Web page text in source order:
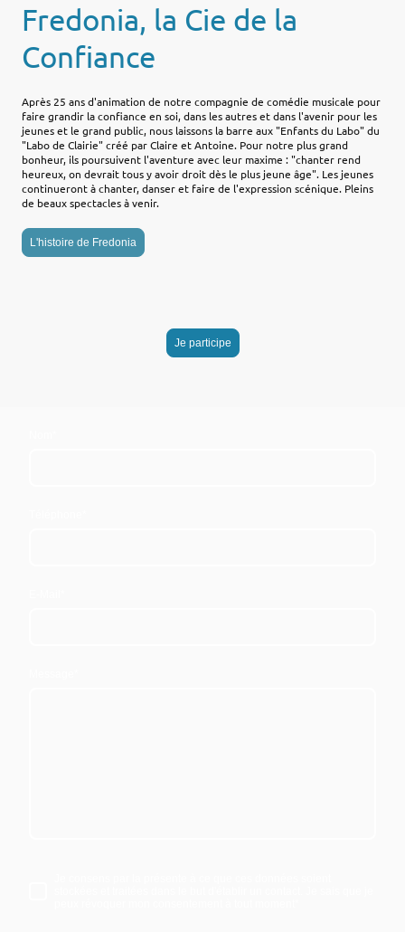
Fredonia, la Cie de la
Confiance
Après 25 ans d'animation de notre compagnie de comédie musicale pour
faire grandir la confiance en soi, dans les autres et dans l'avenir pour les
jeunes et le grand public, nous laissons la barre aux "Enfants du Labo" du
"Labo de Clairie" créé par Claire et Antoine. Pour notre plus grand
bonheur, ils poursuivent l'aventure avec leur maxime : "chanter rend
heureux, on devrait tous y avoir droit dès le plus jeune âge". Les jeunes
continueront à chanter, danser et faire de l'expression scénique. Pleins
de beaux spectacles à venir.
L'histoire de Fredonia
Je participe